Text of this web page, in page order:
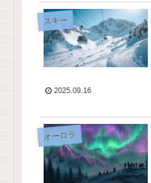
スキー
2025.09.16
オーロラ